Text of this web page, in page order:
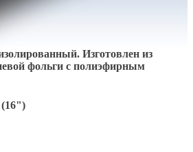
Изготовлен из
фольги с полиэфирным